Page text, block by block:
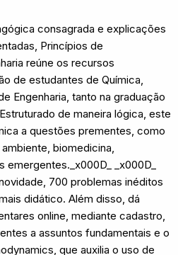
consagrada e explicações
Princípios de
reúne os recursos
de estudantes de Química,
Engenharia, tanto na graduação
de maneira lógica, este
a questões prementes, como
biomedicina,
_x000D_
700 problemas inéditos
didático. Além disso, dá
online, mediante cadastro,
a assuntos fundamentais e o
que auxilia o uso de